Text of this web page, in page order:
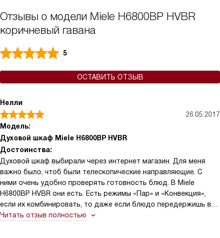
Отзывы о модели Miele H6800BP HVBR
коричневый гавана
5
ОСТАВИТЬ ОТЗЫВ
Нелли
26.05.2017
Модель:
Духовой шкаф Miele H6800BP HVBR
Достоинства:
Духовой шкаф выбирали через интернет магазин. Для меня
важно было, чтоб были телескопические направляющие. С
ними очень удобно проверять готовность блюд. В Miele
H6800BP HVBR они есть. Есть режимы «Пар» и «Конвекция»,
если их комбинировать, то даже если блюдо передержишь в
шкафу, оно не потеряет своего вида - не осядет, например,
Читать отзыв полностью